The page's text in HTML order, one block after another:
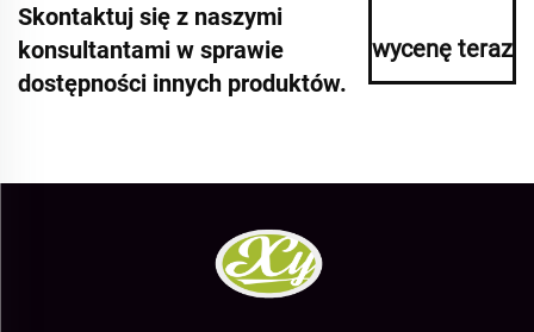
Skontaktuj się z naszymi
konsultantami w sprawie
dostępności innych produktów.
wycenę teraz